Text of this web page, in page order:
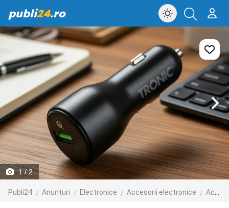
publi24.ro
1/ 2
Publi24 Anunțuri Electronice Accesorii electronice Accesorii telefoane mobile